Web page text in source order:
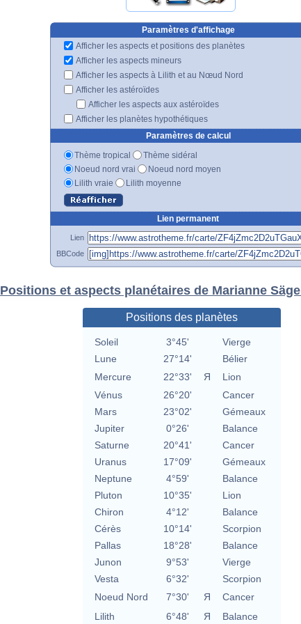
Paramètres d'affichage
Afficher les aspects et positions des planètes
Afficher les aspects mineurs
Afficher les aspects à Lilith et au Nœud Nord
Afficher les astéroïdes
Afficher les aspects aux astéroïdes
Afficher les planètes hypothétiques
Paramètres de calcul
Thème tropical
Thème sidéral
Noeud nord vrai
Noeud nord moyen
Lilith vraie
Lilith moyenne
Lien permanent
Lien
BBCode
Positions et aspects planétaires de Marianne
Positions des planètes
Soleil 3°45'
Vierge
Lune
27°14'
Bélier
Mercure
22°33' Я
Lion
Vénus
26°20'
Cancer
Mars
23°02'
Gémeaux
Jupiter
0°26'
Balance
Saturne
20°41'
Cancer
Uranus
17°09'
Gémeaux
Neptune
4°59'
Balance
Pluton
10°35'
Lion
Chiron
4°12'
Balance
Cérès
10°14'
Scorpion
Pallas
18°28'
Balance
Junon
9°53'
Vierge
Vesta
6°32'
Scorpion
Noeud Nord
7°30' Я
Cancer
Lilith
6°48' Я Balance